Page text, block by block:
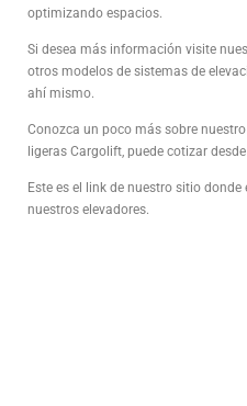
optimizando espacios.
Si desea más información visite
otros modelos de sistemas de
ahí mismo.
Conozca un poco más sobre
ligeras Cargolift, puede cotizar
Este es el link de nuestro sitio
nuestros elevadores.